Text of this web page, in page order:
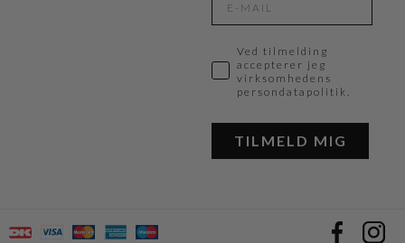
Ved tilmelding
accepterer jeg
virksomhedens
persondatapolitik.
TILMELD MIG